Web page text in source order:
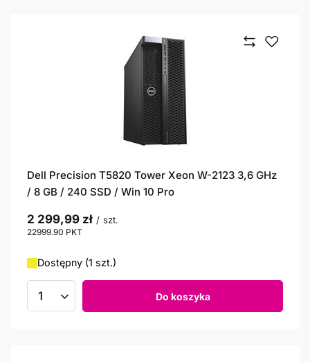
Dell Precision T5820 Tower Xeon W-2123 3,6 GHz
/ 8 GB / 240 SSD / Win 10 Pro
2 299,99 zł / szt.
22999.90 PKT
Dostępny (1 szt.)
Ilość produktów Do koszyka